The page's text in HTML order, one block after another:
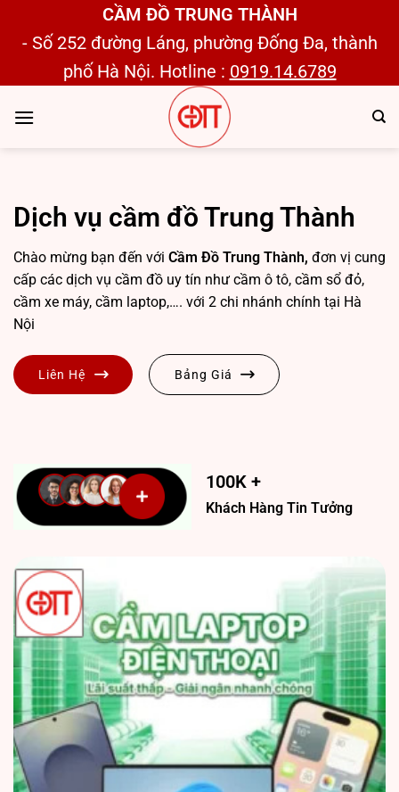
CẦM ĐỒ TRUNG THÀNH
- Số 252 đường Láng, phường Đống Đa, thành
phố Hà Nội. Hotline : 0919.14.6789
Dịch vụ cầm đồ Trung Thành
Chào mừng bạn đến với Cầm Đồ Trung Thành, đơn vị cung
cấp các dịch vụ cầm đồ uy tín như cầm ô tô, cầm sổ đỏ,
cầm xe máy, cầm laptop,…. với 2 chi nhánh chính tại Hà
Nội
Liên Hệ Bảng Giá
100K +
Khách Hàng Tin Tưởng